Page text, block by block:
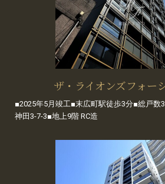
ザ・ライオンズフォー
■2025年5月竣工■末広町駅徒歩3分■総戸数
神田3-7-3■地上9階 RC造